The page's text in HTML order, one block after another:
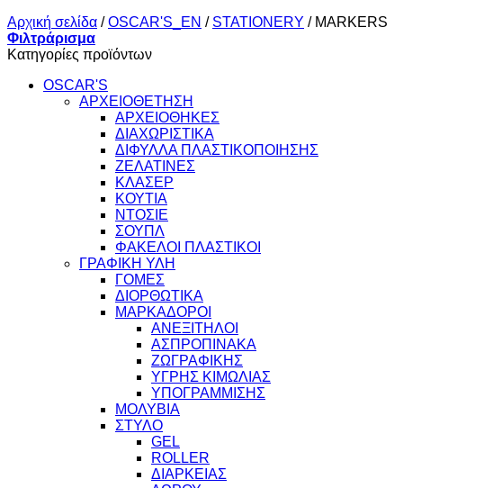
Αρχική σελίδα / OSCAR'S_EN / STATIONERY /MARKERS
Φιλτράρισμα
Κατηγορίες προϊόντων
OSCAR'S
ΑΡΧΕΙΟΘΕΤΗΣΗ
ΑΡΧΕΙΟΘΗΚΕΣ
ΔΙΑΧΩΡΙΣΤΙΚΑ
ΔΙΦΥΛΛΑ ΠΛΑΣΤΙΚΟΠΟΙΗΣΗΣ
ΖΕΛΑΤΙΝΕΣ
ΚΛΑΣΕΡ
ΚΟΥΤΙΑ
ΝΤΟΣΙΕ
ΣΟΥΠΛ
ΦΑΚΕΛΟΙ ΠΛΑΣΤΙΚΟΙ
ΓΡΑΦΙΚΗ ΥΛΗ
ΓΟΜΕΣ
ΔΙΟΡΘΩΤΙΚΑ
ΜΑΡΚΑΔΟΡΟΙ
ΑΝΕΞΙΤΗΛΟΙ
ΑΣΠΡΟΠΙΝΑΚΑ
ΖΩΓΡΑΦΙΚΗΣ
ΥΓΡΗΣ ΚΙΜΩΛΙΑΣ
ΥΠΟΓΡΑΜΜΙΣΗΣ
ΜΟΛΥΒΙΑ
ΣΤΥΛΟ
GEL
ROLLER
ΔΙΑΡΚΕΙΑΣ